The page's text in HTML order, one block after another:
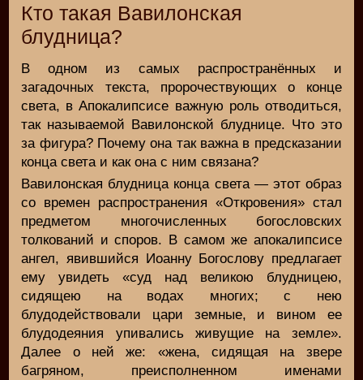
Кто такая Вавилонская
блудница?
В одном из самых распространённых и
загадочных текста, пророчествующих о конце
света, в Апокалипсисе важную роль отводиться,
так называемой Вавилонской блуднице. Что это
за фигура? Почему она так важна в предсказании
конца света и как она с ним связана?
Вавилонская блудница конца света — этот образ
со времен распространения «Откровения» стал
предметом многочисленных богословских
толкований и споров. В самом же апокалипсисе
ангел, явившийся Иоанну Богослову предлагает
ему увидеть «суд над великою блудницею,
сидящею на водах многих; с нею
блудодействовали цари земные, и вином ее
блудодеяния упивались живущие на земле».
Далее о ней же: «жена, сидящая на звере
багряном, преисполненном именами